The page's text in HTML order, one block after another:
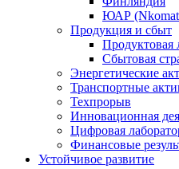
ЮАР
Продукция и сбыт
Продуктовая
Сбытовая
Энергетические
Транспортные
Техпрорыв
Инновационная
Цифровая
Финансовые
Устойчивое развитие